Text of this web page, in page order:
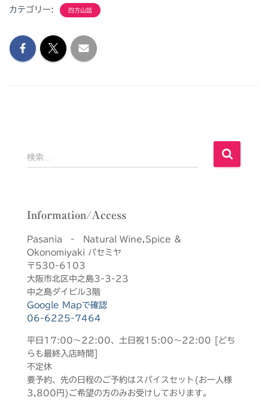
カテゴリー: 四方山話
検
索
検索…
Information/Access
Pasania - Natural Wine,Spice &
Okonomiyaki パセミヤ
〒530-6103
大阪市北区中之島3-3-23
中之島ダイビル3階
Google Mapで確認
06-6225-7464
平日17:00～22:00、土日祝15:00～22:00 [どち
らも最終入店時間]
不定休
要予約、先の日程のご予約はスパイスセット(お一人様
3,800円)ご希望の方のみお受けしております。